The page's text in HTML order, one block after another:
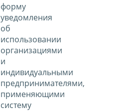
форму
уведомления
об
использовании
организациями
и
индивидуальными
предпринимателями,
применяющими
систему